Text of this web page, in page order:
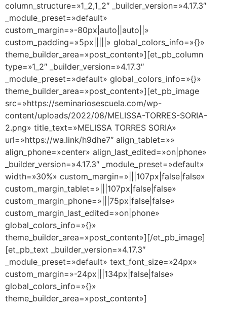
column_structure=»1_2,1_2″ _builder_version=»4.17.3″
_module_preset=»default»
custom_margin=»-80px|auto||auto||»
custom_padding=»5px|||||» global_colors_info=»{}»
theme_builder_area=»post_content»][et_pb_column
type=»1_2″ _builder_version=»4.17.3″
_module_preset=»default» global_colors_info=»{}»
theme_builder_area=»post_content»][et_pb_image
src=»https://seminariosescuela.com/wp-
content/uploads/2022/08/MELISSA-TORRES-SORIA-
2.png» title_text=»MELISSA TORRES SORIA»
url=»https://wa.link/h9dhe7″ align_tablet=»»
align_phone=»center» align_last_edited=»on|phone»
_builder_version=»4.17.3″ _module_preset=»default»
width=»30%» custom_margin=»|||107px|false|false»
custom_margin_tablet=»|||107px|false|false»
custom_margin_phone=»|||75px|false|false»
custom_margin_last_edited=»on|phone»
global_colors_info=»{}»
theme_builder_area=»post_content»][/et_pb_image]
[et_pb_text _builder_version=»4.17.3″
_module_preset=»default» text_font_size=»24px»
custom_margin=»-24px|||134px|false|false»
global_colors_info=»{}»
theme_builder_area=»post_content»]